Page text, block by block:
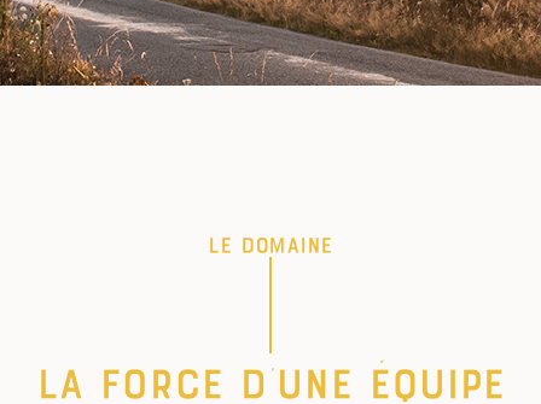
Le domaine
La force d’une équipe